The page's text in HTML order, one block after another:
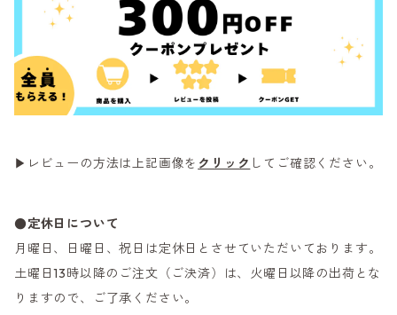
▶レビューの方法は上記画像を クリック してご確認ください。
●定休日について
月曜日、日曜日、祝日は定休日とさせていただいております。
土曜日13時以降のご注文（ご決済）は、火曜日以降の出荷とな
りますので、ご了承ください。